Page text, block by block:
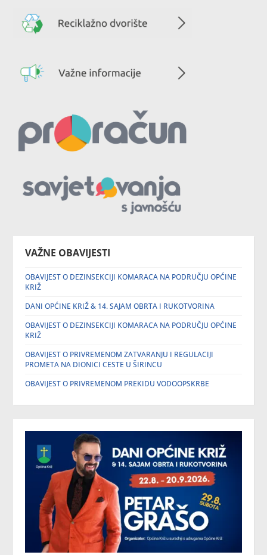
VAŽNE OBAVIJESTI
OBAVIJEST O DEZINSEKCIJI KOMARACA NA PODRUČJU OPĆINE
KRIŽ
DANI OPĆINE KRIŽ & 14. SAJAM OBRTA I RUKOTVORINA
OBAVIJEST O DEZINSEKCIJI KOMARACA NA PODRUČJU OPĆINE
KRIŽ
OBAVIJEST O PRIVREMENOM ZATVARANJU I REGULACIJI
PROMETA NA DIONICI CESTE U ŠIRINCU
OBAVIJEST O PRIVREMENOM PREKIDU VODOOPSKRBE